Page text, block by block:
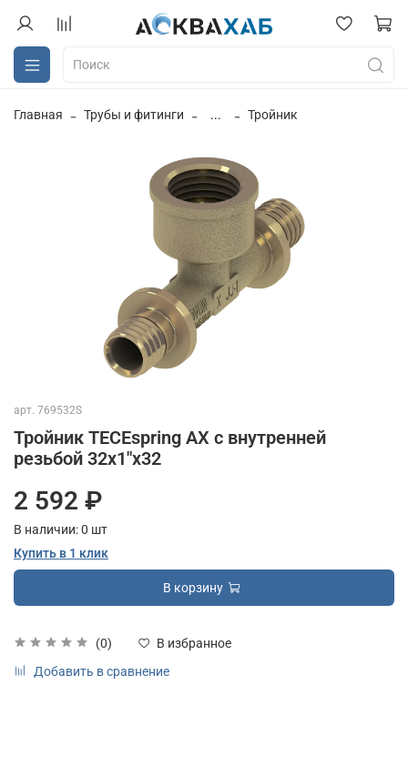
Главная Трубы и фитинги ... Тройник
арт. 769532S
Тройник TECEspring AX с внутренней
резьбой 32х1"х32
(0)
В избранное
Добавить в сравнение
2 592 ₽
В наличии:0 шт
Купить в 1 клик
В корзину